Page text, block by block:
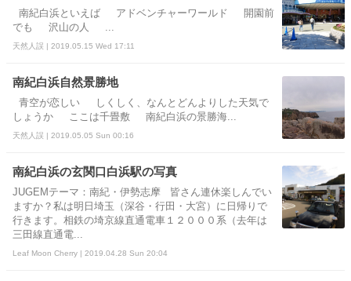
南紀白浜といえば アドベンチャーワールド 開園前
でも 沢山の人 ...
天然人誤 | 2019.05.15 Wed 17:11
南紀白浜自然景勝地
青空が恋しい しくしく、なんとどんよりした天気で
しょうか ここは千畳敷 南紀白浜の景勝海...
天然人誤 | 2019.05.05 Sun 00:16
南紀白浜の玄関口白浜駅の写真
JUGEMテーマ：南紀・伊勢志摩 皆さん連休楽しんでい
ますか？私は明日埼玉（深谷・行田・大宮）に日帰りで
行きます。相鉄の埼京線直通電車１２０００系（去年は
三田線直通電...
Leaf Moon Cherry | 2019.04.28 Sun 20:04